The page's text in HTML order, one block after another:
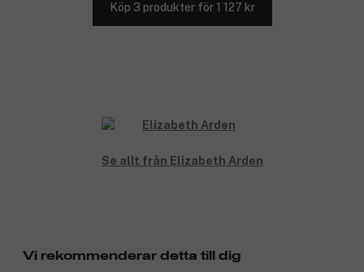
Köp 3 produkter för 1 127 kr
Se allt från Elizabeth Arden
Vi rekommenderar detta till dig